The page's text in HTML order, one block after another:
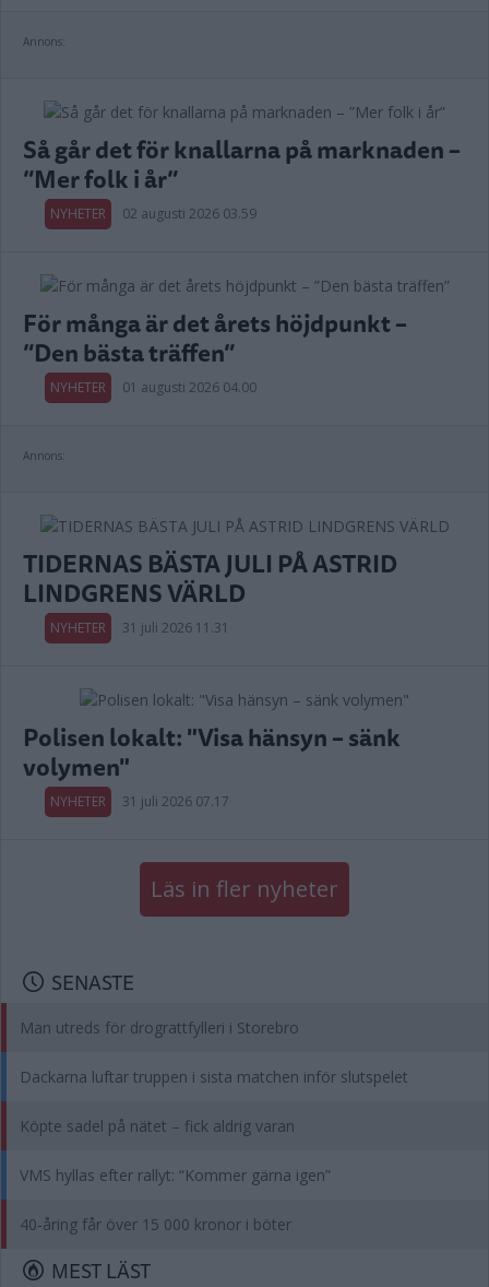
Annons:
Så går det för knallarna på marknaden –
”Mer folk i år”
NYHETER 02 augusti 2026 03.59
För många är det årets höjdpunkt –
”Den bästa träffen”
NYHETER 01 augusti 2026 04.00
Annons:
TIDERNAS BÄSTA JULI PÅ ASTRID
LINDGRENS VÄRLD
NYHETER 31 juli 2026 11.31
Polisen lokalt: "Visa hänsyn – sänk
volymen"
NYHETER 31 juli 2026 07.17
Läs in fler nyheter
SENASTE
Man utreds för drograttfylleri i Storebro
Dackarna luftar truppen i sista matchen inför slutspelet
Köpte sadel på nätet – fick aldrig varan
VMS hyllas efter rallyt: “Kommer gärna igen”
40-åring får över 15 000 kronor i böter
MEST LÄST